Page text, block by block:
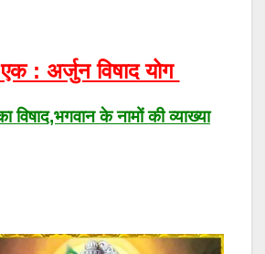
: अर्जुन विषाद योग
के नामों की व्याख्या